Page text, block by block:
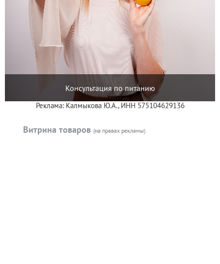
Консультация по питанию
Реклама: Калмыкова Ю.А., ИНН 575104629136
Витрина товаров (на правах рекламы)